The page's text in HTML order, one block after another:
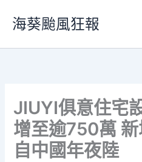
要
海葵颱風狂報
JIUYI俱意住宅
增至逾750萬
自中國年夜陸